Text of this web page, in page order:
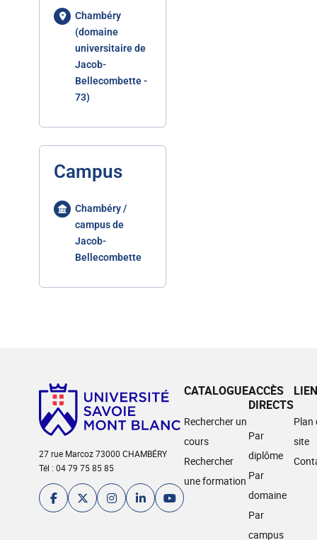
Chambéry
(domaine
universitaire de
Jacob-
Bellecombette -
73)
Campus
Chambéry /
campus de
Jacob-
Bellecombette
27 rue Marcoz 73000 CHAMBÉRY
Tél : 04 79 75 85 85
CATALOGUE
Rechercher un
cours
Rechercher
une formation
ACCÈS
DIRECTS
Par
diplôme
Par
domaine
Par
campus
Plan
site